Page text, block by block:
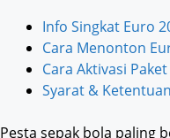
Info Singkat Euro
Cara Menonton
Cara Aktivasi
Syarat &
Pesta sepak bola paling